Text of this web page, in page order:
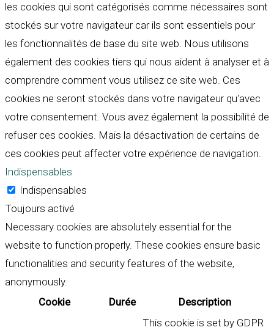
les cookies qui sont catégorisés comme nécessaires sont
stockés sur votre navigateur car ils sont essentiels pour
les fonctionnalités de base du site web. Nous utilisons
également des cookies tiers qui nous aident à analyser et à
comprendre comment vous utilisez ce site web. Ces
cookies ne seront stockés dans votre navigateur qu'avec
votre consentement. Vous avez également la possibilité de
refuser ces cookies. Mais la désactivation de certains de
ces cookies peut affecter votre expérience de navigation.
Indispensables
Indispensables
Toujours activé
Necessary cookies are absolutely essential for the
website to function properly. These cookies ensure basic
functionalities and security features of the website,
anonymously.
Cookie
Durée Description
This cookie is set by GDPR